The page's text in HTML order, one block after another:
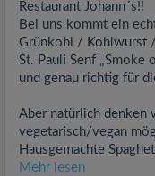
Restaurant Johann´s!!
Bei uns kommt ein
Grünkohl / Kohlwurst
St. Pauli Senf „Smoke
und genau richtig für
Aber natürlich denken
vegetarisch/vegan
Hausgemachte
Mehr lesen